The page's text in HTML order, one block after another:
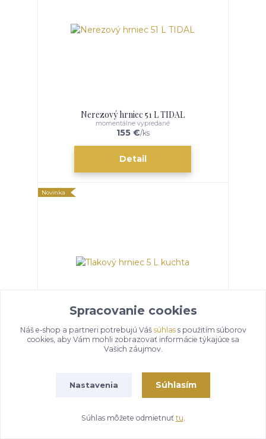
Nerezový hrniec 51 L TIDAL
155 €/ks
momentálne vypredané
Detail
Novinka
Tlakový hrniec 5 L kuchta
expedícia 3-5 dní
Spracovanie cookies
Náš e-shop a partneri potrebujú Váš súhlass použitím súborov
cookies, aby Vám mohli zobrazovať informácie týkajúce sa
Vašich záujmov.
Nastavenia Súhlasím
Súhlas môžete odmietnuť tu